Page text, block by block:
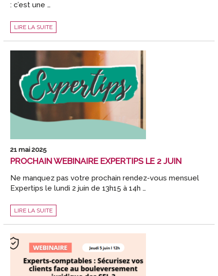
: c’est une …
COMMENT
LA
PEUT-
LANCER
VOTRE
CABINET
LIRE LA SUITE
21 mai 2025
PROCHAIN WEBINAIRE EXPERTIPS LE 2 JUIN
Ne manquez pas votre prochain rendez-vous mensuel
Expertips le lundi 2 juin de 13h15 à 14h …
PROCHAIN
WEBINAIRE
LE
JUIN
LIRE LA SUITE